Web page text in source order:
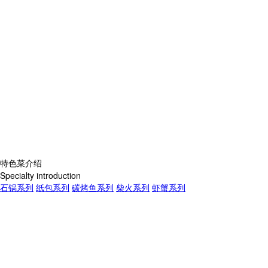
特色菜介绍
Specialty introduction
石锅系列 纸包系列 碳烤鱼系列 柴火系列 虾蟹系列